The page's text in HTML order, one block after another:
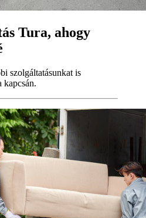
Tura, ahogy
szolgáltatásunkat is
kapcsán.